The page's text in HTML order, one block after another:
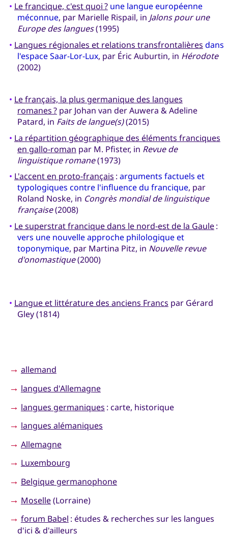
• Le francique, c'est quoi ? une langue européenne
méconnue, par Marielle Rispail, in Jalons pour une
Europe des langues(1995)
• Langues régionales et relations transfrontalières dans
l'espace Saar-Lor-Lux, par Éric Auburtin, in Hérodote
(2002)
• Le français, la plus germanique des langues
romanes ?par Johan van der Auwera & Adeline
Patard, in Faits de langue(s)(2015)
• La répartition géographique des éléments franciques
en gallo-roman par M. Pfister, in Revue de
linguistique romane(1973)
• L'accent en proto-français : arguments factuels et
typologiques contre l'influence du francique, par
Roland Noske, in Congrès mondial de linguistique
française(2008)
• Le superstrat francique dans le nord-est de la Gaule:
vers une nouvelle approche philologique et
toponymique, par Martina Pitz, in Nouvelle revue
d'onomastique(2000)
• Langue et littérature des anciens Francs par Gérard
Gley (1814)
→ allemand
→ langues d'Allemagne
→ langues germaniques : carte, historique
→ langues alémaniques
→ Allemagne
→ Luxembourg
→ Belgique germanophone
→ Moselle(Lorraine)
→ forum Babel : études & recherches sur les langues
d'ici & d'ailleurs